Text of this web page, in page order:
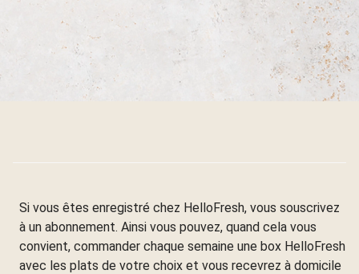
Si vous êtes enregistré chez HelloFresh, vous souscrivez
à un abonnement. Ainsi vous pouvez, quand cela vous
convient, commander chaque semaine une box HelloFresh
avec les plats de votre choix et vous recevrez à domicile